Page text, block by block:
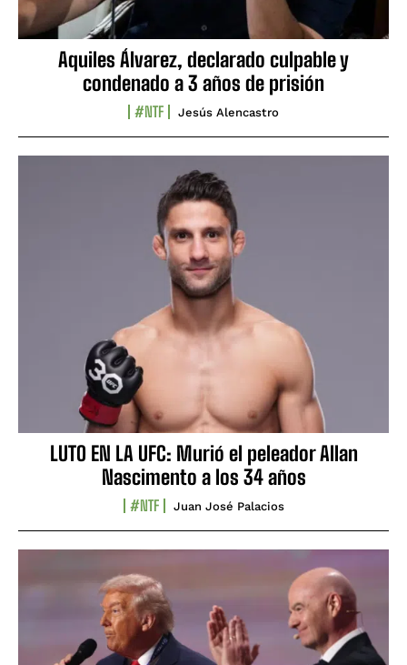
Aquiles Álvarez, declarado culpable y
condenado a 3 años de prisión
#NTF Jesús Alencastro
LUTO EN LA UFC: Murió el peleador Allan
Nascimento a los 34 años
#NTF Juan José Palacios